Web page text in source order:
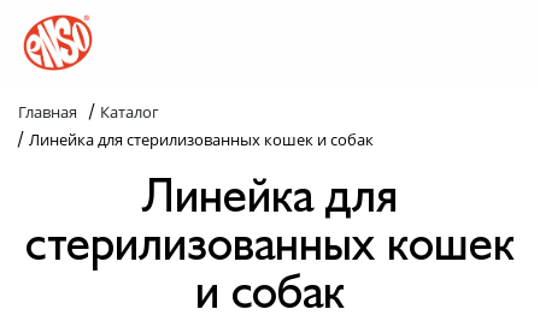
Каталог
Назад в лапки
Комплекс ENSO
Попробуй пойми!
Главная / Каталог
/ Линейка для стерилизованных кошек и собак
Линейка для
стерилизованных кошек
и собак